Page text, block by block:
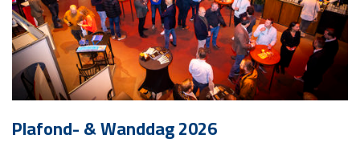
Plafond- & Wanddag 2026